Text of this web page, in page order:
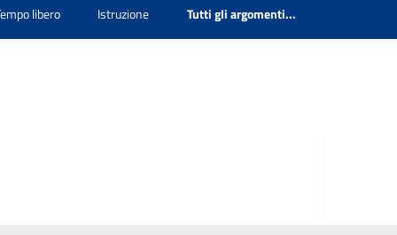
libero Istruzione Tutti gli argomenti...